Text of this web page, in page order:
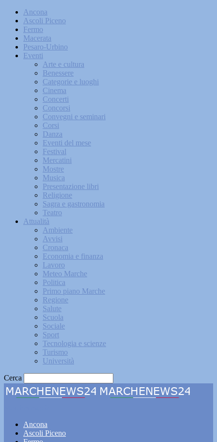
Ancona
Ascoli Piceno
Fermo
Macerata
Pesaro-Urbino
Eventi
Arte e cultura
Benessere
Categorie e luoghi
Cinema
Concerti
Concorsi
Convegni e seminari
Corsi
Danza
Eventi del mese
Festival
Mercatini
Mostre
Musica
Presentazione libri
Religione
Sagra e gastronomia
Teatro
Attualità
Ambiente
Avvisi
Cronaca
Economia e finanza
Lavoro
Meteo Marche
Politica
Primo piano Marche
Regione
Salute
Scuola
Sociale
Sport
Tecnologia e scienze
Turismo
Università
Cerca
Ancona
Ascoli Piceno